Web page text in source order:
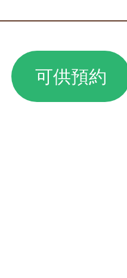
可供預約